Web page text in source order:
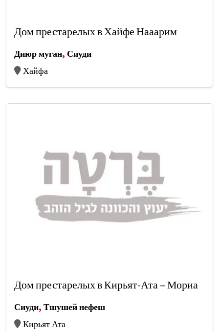
Дом престарелых в Хайфе Нааарим
Диюр муган, Сиуди
Хайфа
Дом престарелых в Кирьят-Ата – Мориа
Сиуди, Тшушей нефеш
Кирьят Ата